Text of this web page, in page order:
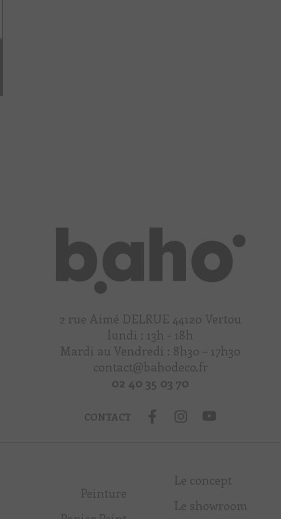
2 rue Aimé DELRUE 44120 Vertou
lundi : 13h - 18h
Mardi au Vendredi : 8h30 – 17h30
contact@bahodeco.fr
02 40 35 03 70
CONTACT
Peinture
Le concept
Le showroom